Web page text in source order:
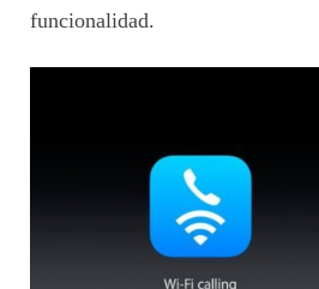
funcionalidad.